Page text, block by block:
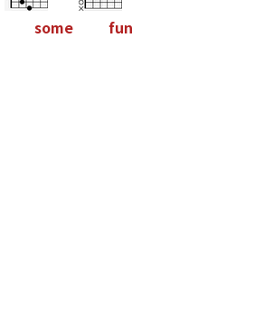
some fun